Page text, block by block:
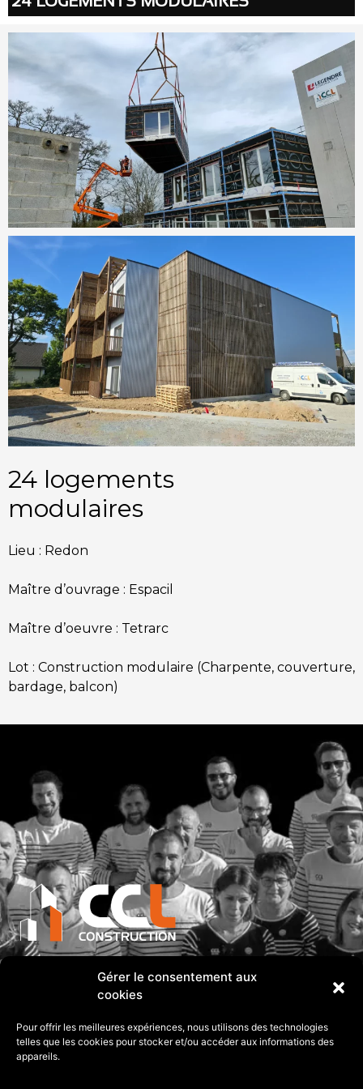
Gérer le consentement aux
cookies
Pour offrir les meilleures expériences, nous utilisons des technologies
telles que les cookies pour stocker et/ou accéder aux informations des
appareils.
24 logements
modulaires
Lieu : Redon
Maître d’ouvrage : Espacil
Maître d’oeuvre : Tetrarc
Lot : Construction modulaire (Charpente, couverture,
bardage, balcon)
PA PIQUET SE 12 rue Hubert Reeves 35370
ETRELLES
2024 Tout droits réserves